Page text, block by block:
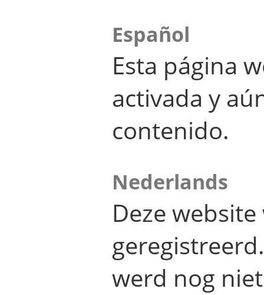
Español
Esta página
activada y
contenido.
Nederlands
Deze
werd nog